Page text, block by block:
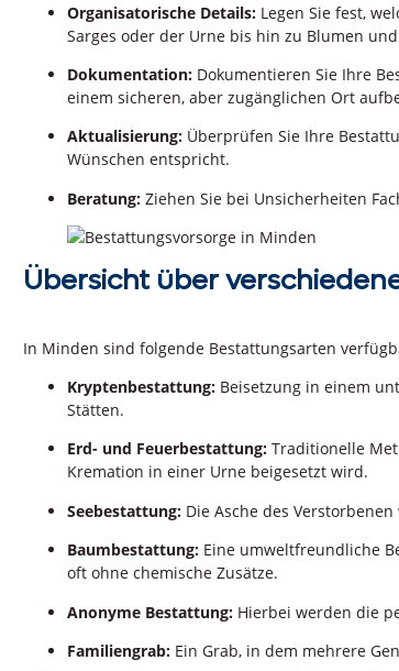
Organisatorische Details: Legen Sie fest,
Sarges oder der Urne bis hin zu Blumen
Dokumentation: Dokumentieren Sie Ihre
einem sicheren, aber zugänglichen Ort
Aktualisierung: Überprüfen Sie Ihre
Wünschen entspricht.
Beratung: Ziehen Sie bei Unsicherheiten
Übersicht über
In Minden sind folgende Bestattungsarten
Kryptenbestattung: Beisetzung in einem
Stätten.
Erd- und Feuerbestattung: Traditionelle
Kremation in einer Urne beigesetzt wird.
Seebestattung: Die Asche des
Baumbestattung: Eine umweltfreundliche
oft ohne chemische Zusätze.
Anonyme Bestattung: Hierbei werden die
Familiengrab: Ein Grab, in dem mehrere